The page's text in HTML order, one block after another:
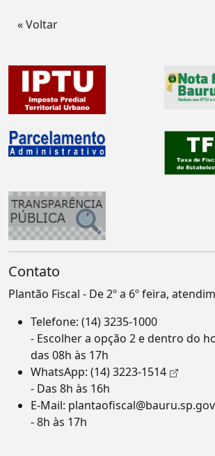
« Voltar
Contato
Plantão Fiscal - De 2º a 6º feira,
Telefone: (14) 3235-1000
- Escolher a opção 2 e dentro do
das 08h às 17h
WhatsApp: (14) 3223-1514
- Das 8h às 16h
E-Mail:
- 8h às 17h